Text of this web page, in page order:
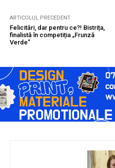
ARTICOLUL PRECEDENT
Felicitări, dar pentru ce?! Bistrița,
finalistă în competiția „Frunză
Verde”